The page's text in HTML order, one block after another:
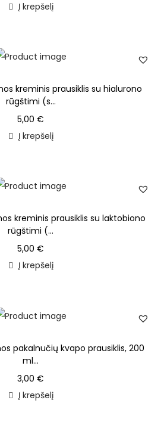
Į krepšelį
kreminis prausiklis su hialurono
rūgštimi (s...
5,00€
Į krepšelį
kreminis prausiklis su laktobiono
rūgštimi (...
5,00€
Į krepšelį
pakalnučių kvapo prausiklis, 200
ml...
3,00€
Į krepšelį